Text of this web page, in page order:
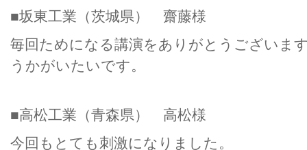
■坂東工業（茨城県） 齋藤様
毎回ためになる講演をありがとうございま
うかがいたいです。
■高松工業（青森県） 高松様
今回もとても刺激になりました。